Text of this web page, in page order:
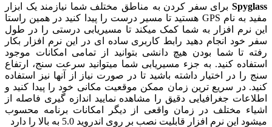
برای سفر کردن به مناطق مختلف شما نیازمند یک ابزار
مفید به نام GPS هستید تا مسیر درست را پیدا کنید در همین راستا
افزار به شما کمک میکند تا مسیریابی درستی را در طول
انجام دهید رابط کاربری ساده ای در این نرم افزار بکار
شما بودن هیچ دانشی بتوانید از تمامی امکانات موجود
کنید. به جزء مسیریابی شما میتوانید سرعت سنج، ارتفاع
در اختیار داشته باشید تا در صورت نیاز از آنها نیز استفاده
سریع ترین زمان ممکن موقعیت مکانی خود را پیدا کنید و
جغرافیایی دقیق را مشاهده نمایید اندازه گیری فاصله از
مختلف در زمان واقعی از دیگر امکانات برنامه محسوب
نرم افزار قابلیت نصب بر روی اندروید 5.0 به بالا را دارد